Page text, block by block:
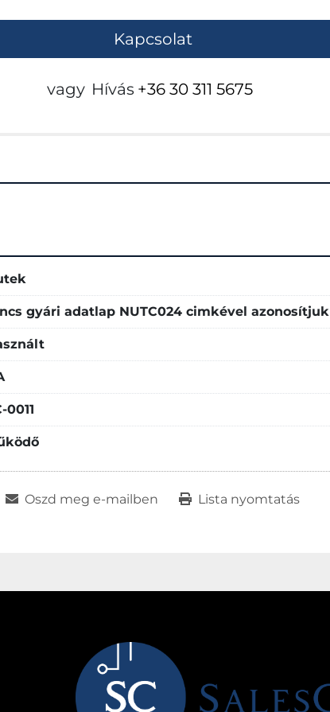
Kapcsolat
vagy Hívás +36 30 311 5675
gyári adatlap NUTC024 cimkével azonosítjuk
0011
Oszd meg e-mailben Lista nyomtatás